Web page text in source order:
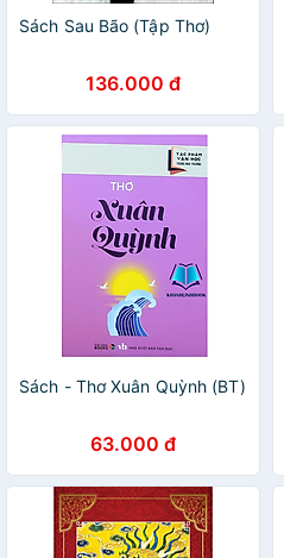
Sách Sau Bão (Tập Thơ)
136.000 đ
Sách - Thơ Xuân Quỳnh (BT)
63.000 đ